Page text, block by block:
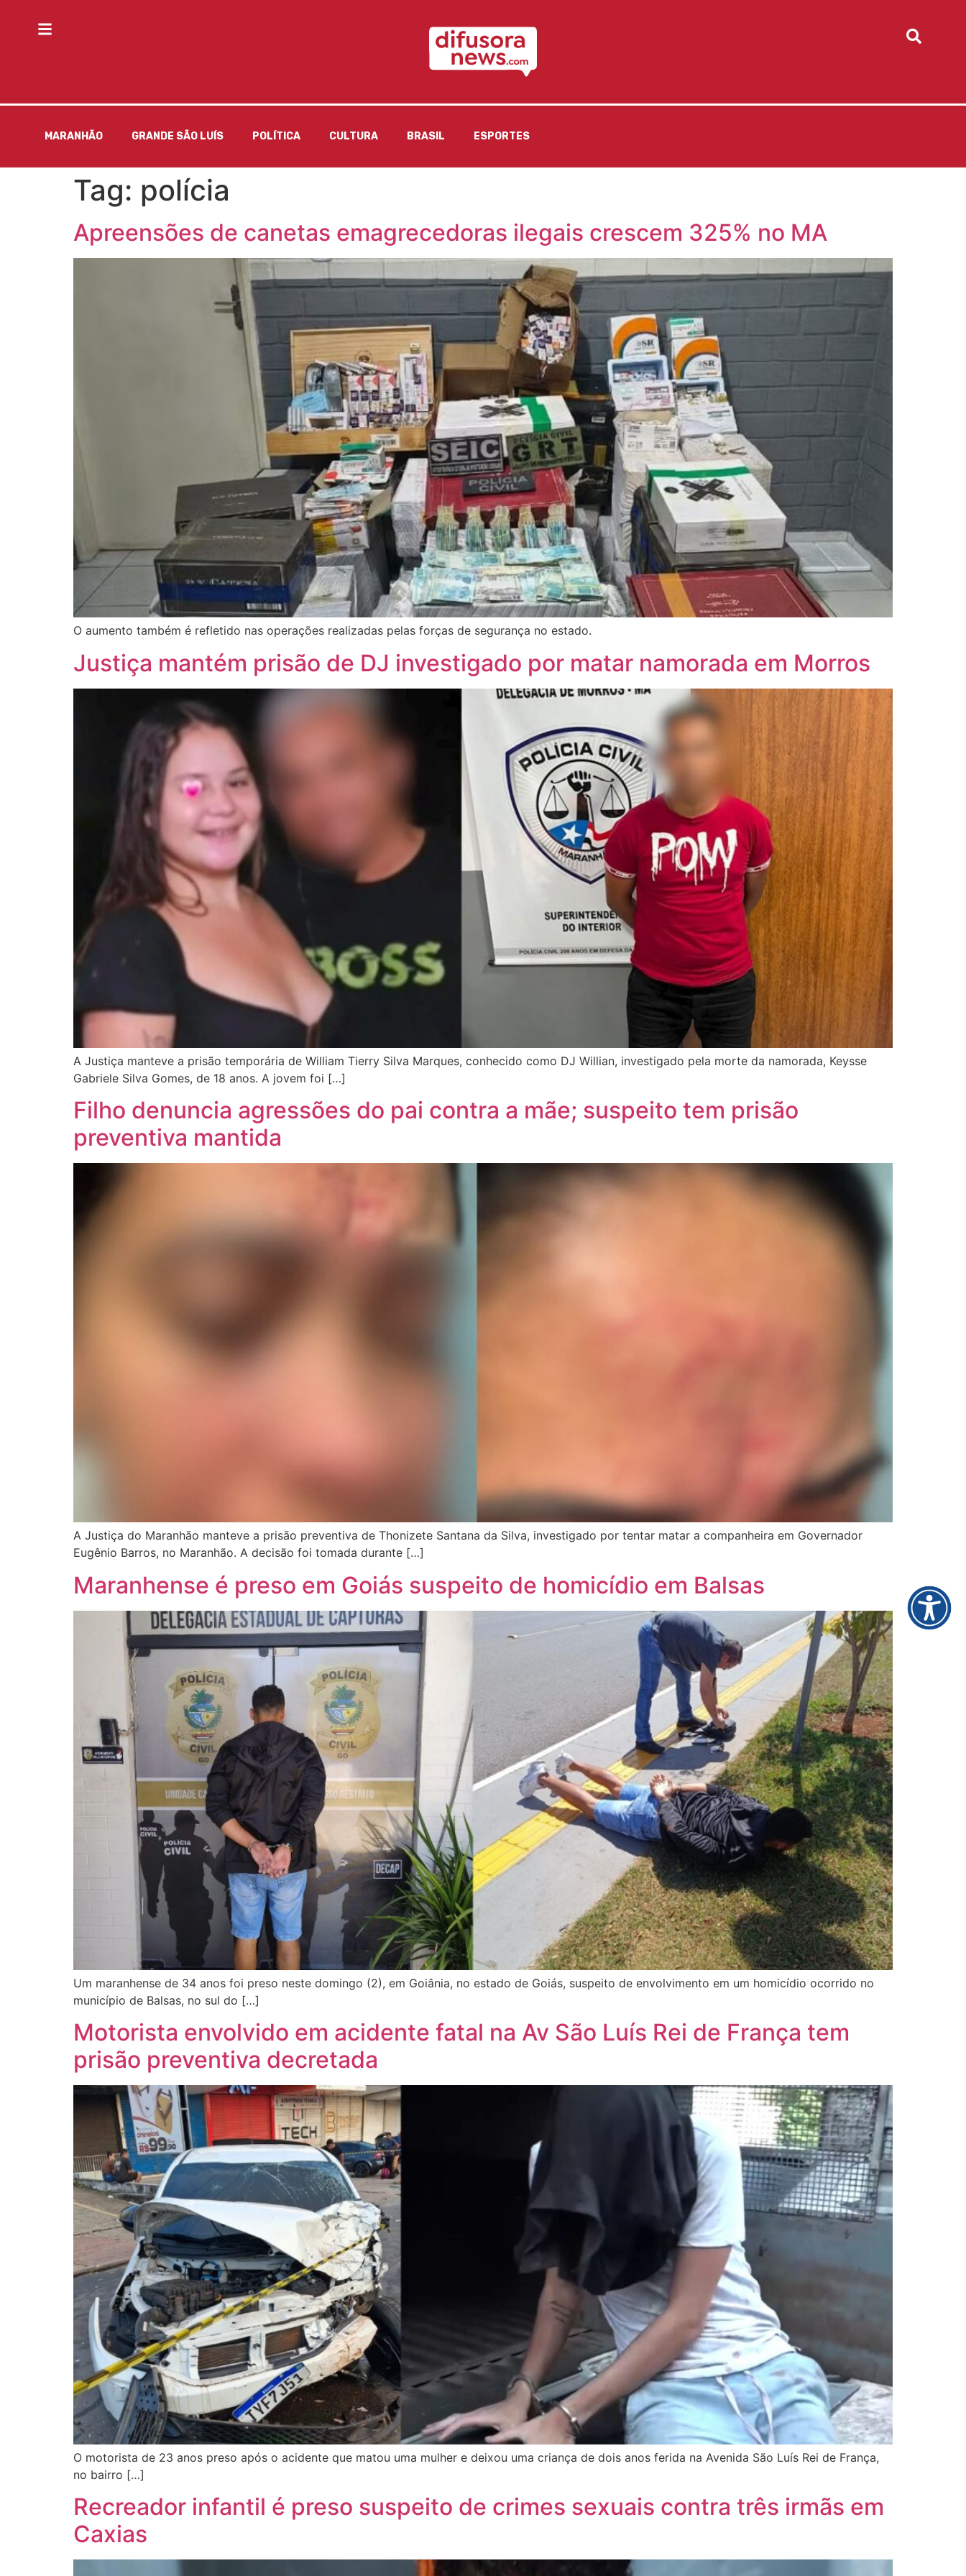
MARANHÃO GRANDE SÃO LUÍS POLÍTICA CULTURA BRASIL ESPORTES
Tag: polícia
Apreensões de canetas emagrecedoras ilegais crescem 325% no MA
O aumento também é refletido nas operações realizadas pelas forças de segurança no estado.
Justiça mantém prisão de DJ investigado por matar namorada em Morros
A Justiça manteve a prisão temporária de William Tierry Silva Marques, conhecido como DJ Willian, investigado pela morte da namorada, Keysse
Gabriele Silva Gomes, de 18 anos. A jovem foi […]
Filho denuncia agressões do pai contra a mãe; suspeito tem prisão
preventiva mantida
A Justiça do Maranhão manteve a prisão preventiva de Thonizete Santana da Silva, investigado por tentar matar a companheira em Governador
Eugênio Barros, no Maranhão. A decisão foi tomada durante […]
Maranhense é preso em Goiás suspeito de homicídio em Balsas
Um maranhense de 34 anos foi preso neste domingo (2), em Goiânia, no estado de Goiás, suspeito de envolvimento em um homicídio ocorrido no
município de Balsas, no sul do […]
Motorista envolvido em acidente fatal na Av São Luís Rei de França tem
prisão preventiva decretada
O motorista de 23 anos preso após o acidente que matou uma mulher e deixou uma criança de dois anos ferida na Avenida São Luís Rei de França,
no bairro […]
Recreador infantil é preso suspeito de crimes sexuais contra três irmãs em
Caxias